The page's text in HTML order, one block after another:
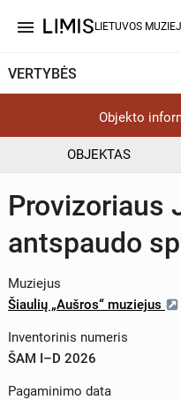
menu LIETUVOS
VERTYBĖS
Objekto
OBJEKTAS
Provizoriaus
antspaudo
Muziejus
Šiaulių „Aušros“ muziejus
Inventorinis numeris
ŠAM I–D 2026
Pagaminimo data